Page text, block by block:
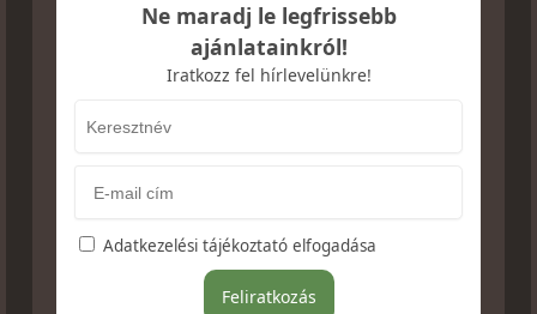
Ne maradj le legfrissebb
ajánlatainkról!
Iratkozz fel hírlevelünkre!
Adatkezelési tájékoztató elfogadása